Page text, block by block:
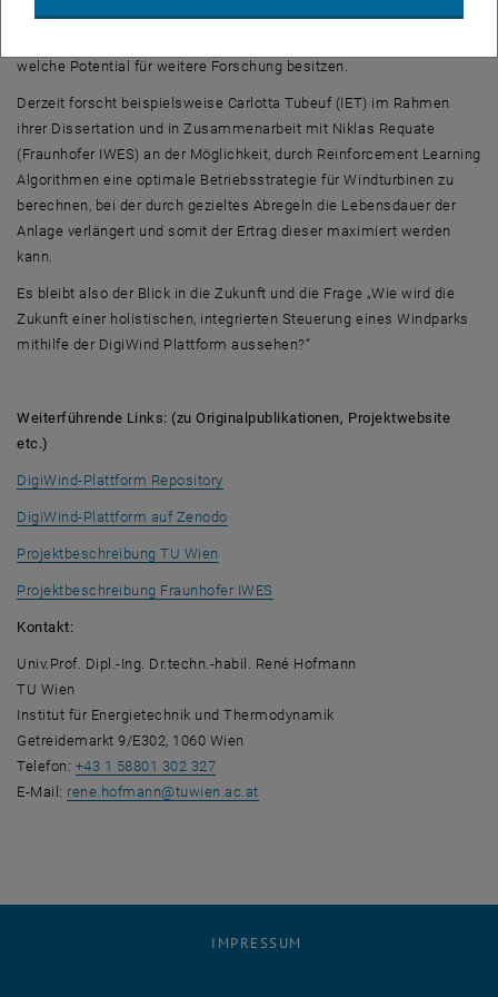
Bremerhaven beinhaltete, ist DigiWind erfolgreich beendet. Während
welche Potential für weitere Forschung besitzen.
Derzeit forscht beispielsweise Carlotta Tubeuf (IET) im Rahmen
ihrer Dissertation und in Zusammenarbeit mit Niklas Requate
(Fraunhofer IWES) an der Möglichkeit, durch Reinforcement Learning
Algorithmen eine optimale Betriebsstrategie für Windturbinen zu
berechnen, bei der durch gezieltes Abregeln die Lebensdauer der
Anlage verlängert und somit der Ertrag dieser maximiert werden
kann.
Es bleibt also der Blick in die Zukunft und die Frage „Wie wird die
Zukunft einer holistischen, integrierten Steuerung eines Windparks
mithilfe der DigiWind Plattform aussehen?“
Weiterführende Links: (zu Originalpublikationen, Projektwebsite
etc.)
DigiWind-Plattform Repository, öffnet eine externe URL in einem
DigiWind-Plattform auf Zenodo, öffnet eine externe URL in einem
Projektbeschreibung TU Wien
Projektbeschreibung Fraunhofer IWES
Kontakt:
Univ.Prof. Dipl.-Ing. Dr.techn.-habil. René Hofmann
TU Wien
Institut für Energietechnik und Thermodynamik
Getreidemarkt 9/E302, 1060 Wien
Telefon: +43 1 58801 302 327
E-Mail: rene.hofmann@tuwien.ac.at
IMPRESSUM